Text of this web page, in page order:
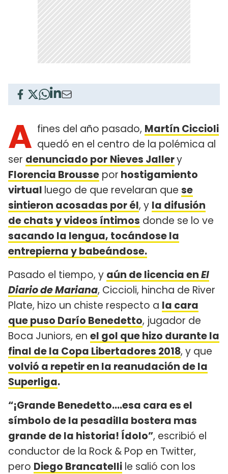
A fines del año pasado, Martín Ciccioli
quedó en el centro de la polémica al
ser denunciado por Nieves Jallery
Florencia Brousse por hostigamiento
virtual luego de que revelaran que se
sintieron acosadas por él, y la difusión
de chats y videos íntimos donde se lo ve
sacando la lengua, tocándose la
entrepierna y babeándose.
Pasado el tiempo, y aún de licencia enEl
Diario de Mariana, Ciccioli, hincha de River
Plate, hizo un chiste respecto a la cara
que puso Darío Benedetto, jugador de
Boca Juniors, en el gol que hizo durante la
final de la Copa Libertadores 2018, y que
volvió a repetir en la reanudación de la
Superliga.
“¡Grande Benedetto....esa cara es el
símbolo de la pesadilla bostera mas
grande de la historia! Ídolo”, escribió el
conductor de la Rock & Pop en Twitter,
pero Diego Brancatelli le salió con los